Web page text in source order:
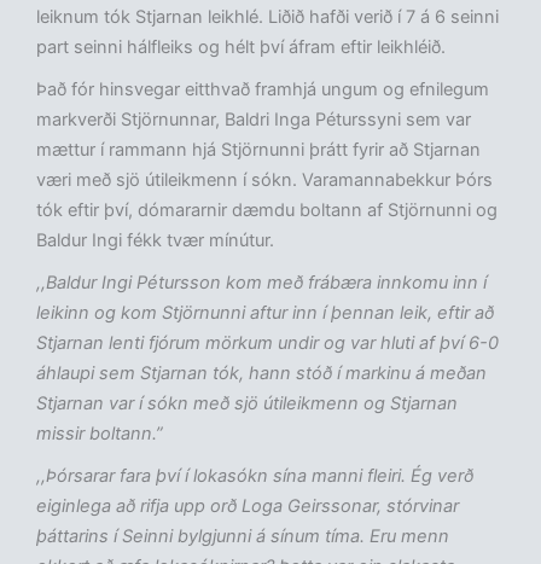
leiknum tók Stjarnan leikhlé. Liðið hafði verið í 7 á 6 seinni
part seinni hálfleiks og hélt því áfram eftir leikhléið.
Það fór hinsvegar eitthvað framhjá ungum og efnilegum
markverði Stjörnunnar, Baldri Inga Péturssyni sem var
mættur í rammann hjá Stjörnunni þrátt fyrir að Stjarnan
væri með sjö útileikmenn í sókn. Varamannabekkur Þórs
tók eftir því, dómararnir dæmdu boltann af Stjörnunni og
Baldur Ingi fékk tvær mínútur.
,,Baldur Ingi Pétursson kom með frábæra innkomu inn í
leikinn og kom Stjörnunni aftur inn í þennan leik, eftir að
Stjarnan lenti fjórum mörkum undir og var hluti af því 6-0
áhlaupi sem Stjarnan tók, hann stóð í markinu á meðan
Stjarnan var í sókn með sjö útileikmenn og Stjarnan
missir boltann.”
,,Þórsarar fara því í lokasókn sína manni fleiri. Ég verð
eiginlega að rifja upp orð Loga Geirssonar, stórvinar
þáttarins í Seinni bylgjunni á sínum tíma. Eru menn